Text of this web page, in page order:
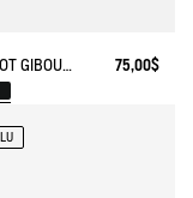
RAIN BOOT GIBOULEE FUR-LINED 75,00$